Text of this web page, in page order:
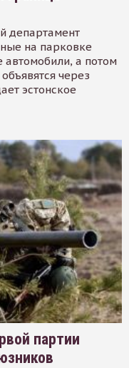
департамент
на парковке
автомобили, а потом
через
эстонское
партии